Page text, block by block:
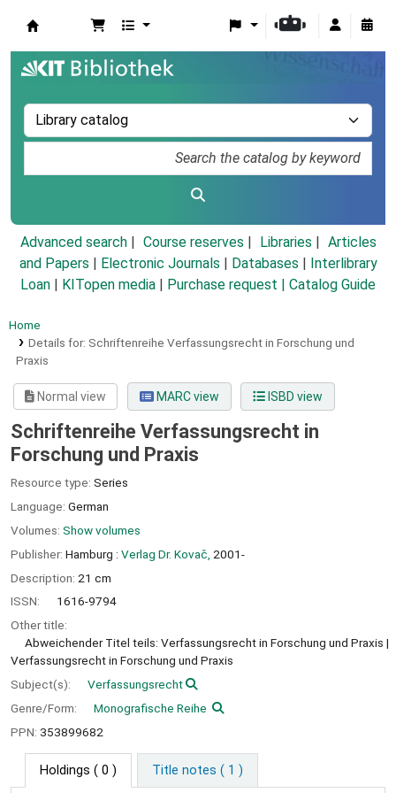
Advanced search Course reserves Libraries
Articles
and Papers
Electronic Journals Databases
Interlibrary
Loan
KITopen media Purchase request | Catalog Guide
Home
Details for: Schriftenreihe Verfassungsrecht in Forschung und
Praxis
Normal view MARC view ISBD view
Schriftenreihe Verfassungsrecht in
Forschung und Praxis
Resource type: Series
Language: German
Volumes: Show volumes
Publisher: Hamburg : Verlag Dr. Kovač, 2001-
Description: 21 cm
ISSN:
1616-9794
Other title:
Abweichender Titel teils: Verfassungsrecht in Forschung und Praxis
Verfassungsrecht in Forschung und Praxis
Subject(s):
Verfassungsrecht
Genre/Form:
Monografische Reihe
PPN: 353899682
Holdings ( 0 ) Title notes ( 1 )